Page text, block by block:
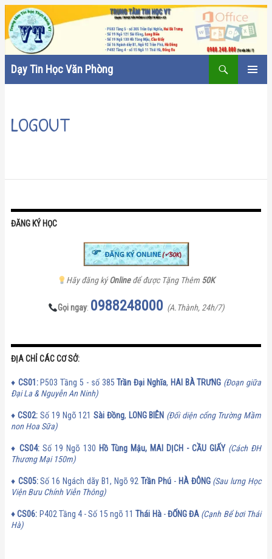
Dạy Tin Học Văn Phòng
kiếm
DUNG
LOGOUT
ĐĂNG KÝ HỌC
Hãy đăng kýOnlineđể được Tặng Thêm 50K
Gọi ngay: 0988248000 (A.Thành, 24h/7)
ĐỊA CHỈ CÁC CƠ SỞ:
♦ CS01:P503 Tầng 5 - số 385Trần Đại Nghĩa, HAI BÀ TRƯNG (Đoạn giữa
Đại La & Nguyễn An Ninh)
♦CS02: Số 19 Ngõ 121 Sài Đồng, LONG BIÊN (Đối diện cổng Trường Mầm
non Hoa Sữa)
♦ CS04: Số 19 Ngõ 130 Hồ Tùng Mậu, MAI DỊCH - CẦU GIẤY (Cách ĐH
Thương Mại 150m)
♦ CS05:Số 16 Ngách dãy B1, Ngõ 92Trần Phú - HÀ ĐÔNG (Sau lưng Học
Viện Bưu Chính Viễn Thông)
♦CS06: P402 Tầng 4 - Số 15 ngõ 11Thái Hà-ĐỐNG ĐA (Cạnh Bể bơi Thái
Hà)